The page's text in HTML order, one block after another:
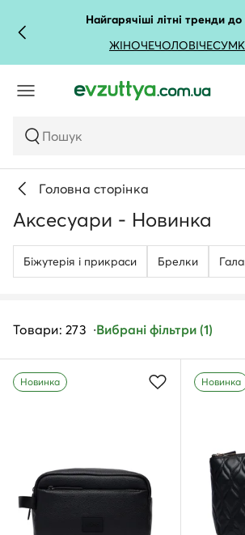
Найгарячіші літні тренди
ЖІНОЧЕЧОЛОВІЧЕ
Пошук
Головна сторінка
Аксесуари - Новинка
Біжутерія і прикраси Брелки
Товари: 273 Вибрані фільтри (1)
Новинка Новинка